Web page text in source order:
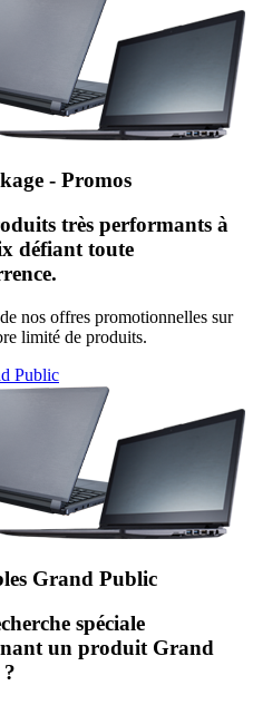
- Promos
très performants à
défiant toute
nos offres promotionnelles sur
limité de produits.
Public
Grand Public
spéciale
un produit Grand